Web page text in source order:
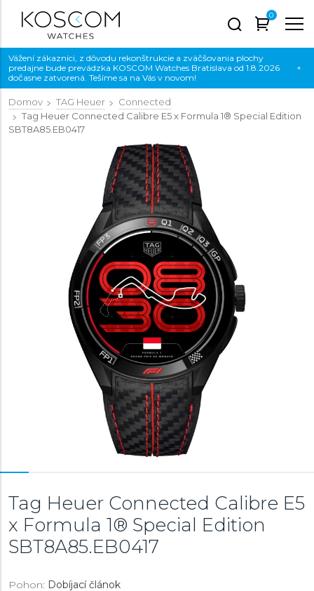
0
Vážení zákazníci, z dôvodu rekonštrukcie a zväčšovania plochy
predajne bude prevádzka KOSCOM Watches Bratislava od 1.8.2026
dočasne zatvorená. Tešíme sa na Vás v novom!
×
Domov TAG Heuer
Connected
Tag Heuer Connected Calibre E5 x Formula 1® Special Edition
SBT8A85.EB0417
Tag Heuer Connected Calibre E5
x Formula 1® Special Edition
SBT8A85.EB0417
Pohon: Dobíjací článok